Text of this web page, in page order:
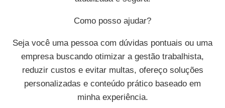
Como posso ajudar?
Seja você uma pessoa com dúvidas pontuais ou uma
empresa buscando otimizar a gestão trabalhista,
reduzir custos e evitar multas, ofereço soluções
personalizadas e conteúdo prático baseado em
minha experiência.